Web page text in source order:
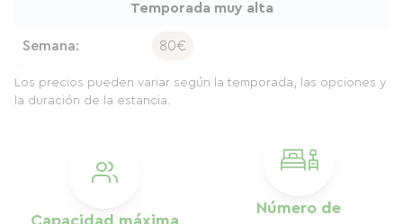
Capacidad máxima
Número de
Temporada muy alta
Semana: 80€
Los precios pueden variar según la temporada, las opciones y
la duración de la estancia.